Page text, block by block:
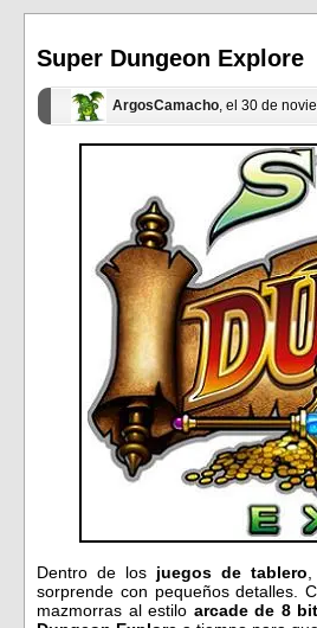
abre
ventana
nueva)
abre
ventana
nueva)
Super Dungeon Explore
ArgosCamacho, el 30 de
Dentro de los juegos de tablero
sorprende con pequeños detalles.
mazmorras al estilo arcade de 8